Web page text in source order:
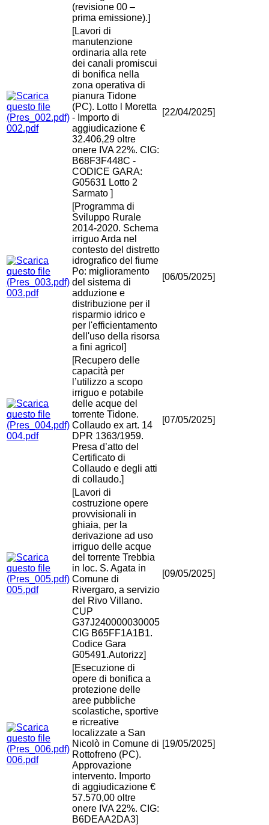
(revisione 00 –
prima emissione).]
002.pdf
[Lavori di
manutenzione
ordinaria alla rete
dei canali promiscui
di bonifica nella
zona operativa di
pianura Tidone
(PC). Lotto l Moretta
- Importo di
aggiudicazione €
32.406,29 oltre
onere IVA 22%. CIG:
B68F3F448C -
CODICE GARA:
G05631 Lotto 2
Sarmato ]
[22/04/2025]
003.pdf
[Programma di
Sviluppo Rurale
2014-2020. Schema
irriguo Arda nel
contesto del distretto
idrografico del fiume
Po: miglioramento
del sistema di
adduzione e
distribuzione per il
risparmio idrico e
per l'efficientamento
dell'uso della risorsa
a fini agricol]
[06/05/2025]
004.pdf
[Recupero delle
capacità per
l’utilizzo a scopo
irriguo e potabile
delle acque del
torrente Tidone.
Collaudo ex art. 14
DPR 1363/1959.
Presa d’atto del
Certificato di
Collaudo e degli atti
di collaudo.]
[07/05/2025]
005.pdf
[Lavori di
costruzione opere
provvisionali in
ghiaia, per la
derivazione ad uso
irriguo delle acque
del torrente Trebbia
in loc. S. Agata in
Comune di
Rivergaro, a servizio
del Rivo Villano.
CUP
G37J240000030005
CIG B65FF1A1B1.
Codice Gara
G05491.Autorizz]
[09/05/2025]
006.pdf
[Esecuzione di
opere di bonifica a
protezione delle
aree pubbliche
scolastiche, sportive
e ricreative
localizzate a San
Nicolò in Comune di
Rottofreno (PC).
Approvazione
intervento. Importo
di aggiudicazione €
57.570,00 oltre
onere IVA 22%. CIG:
B6DEAA2DA3]
[19/05/2025]